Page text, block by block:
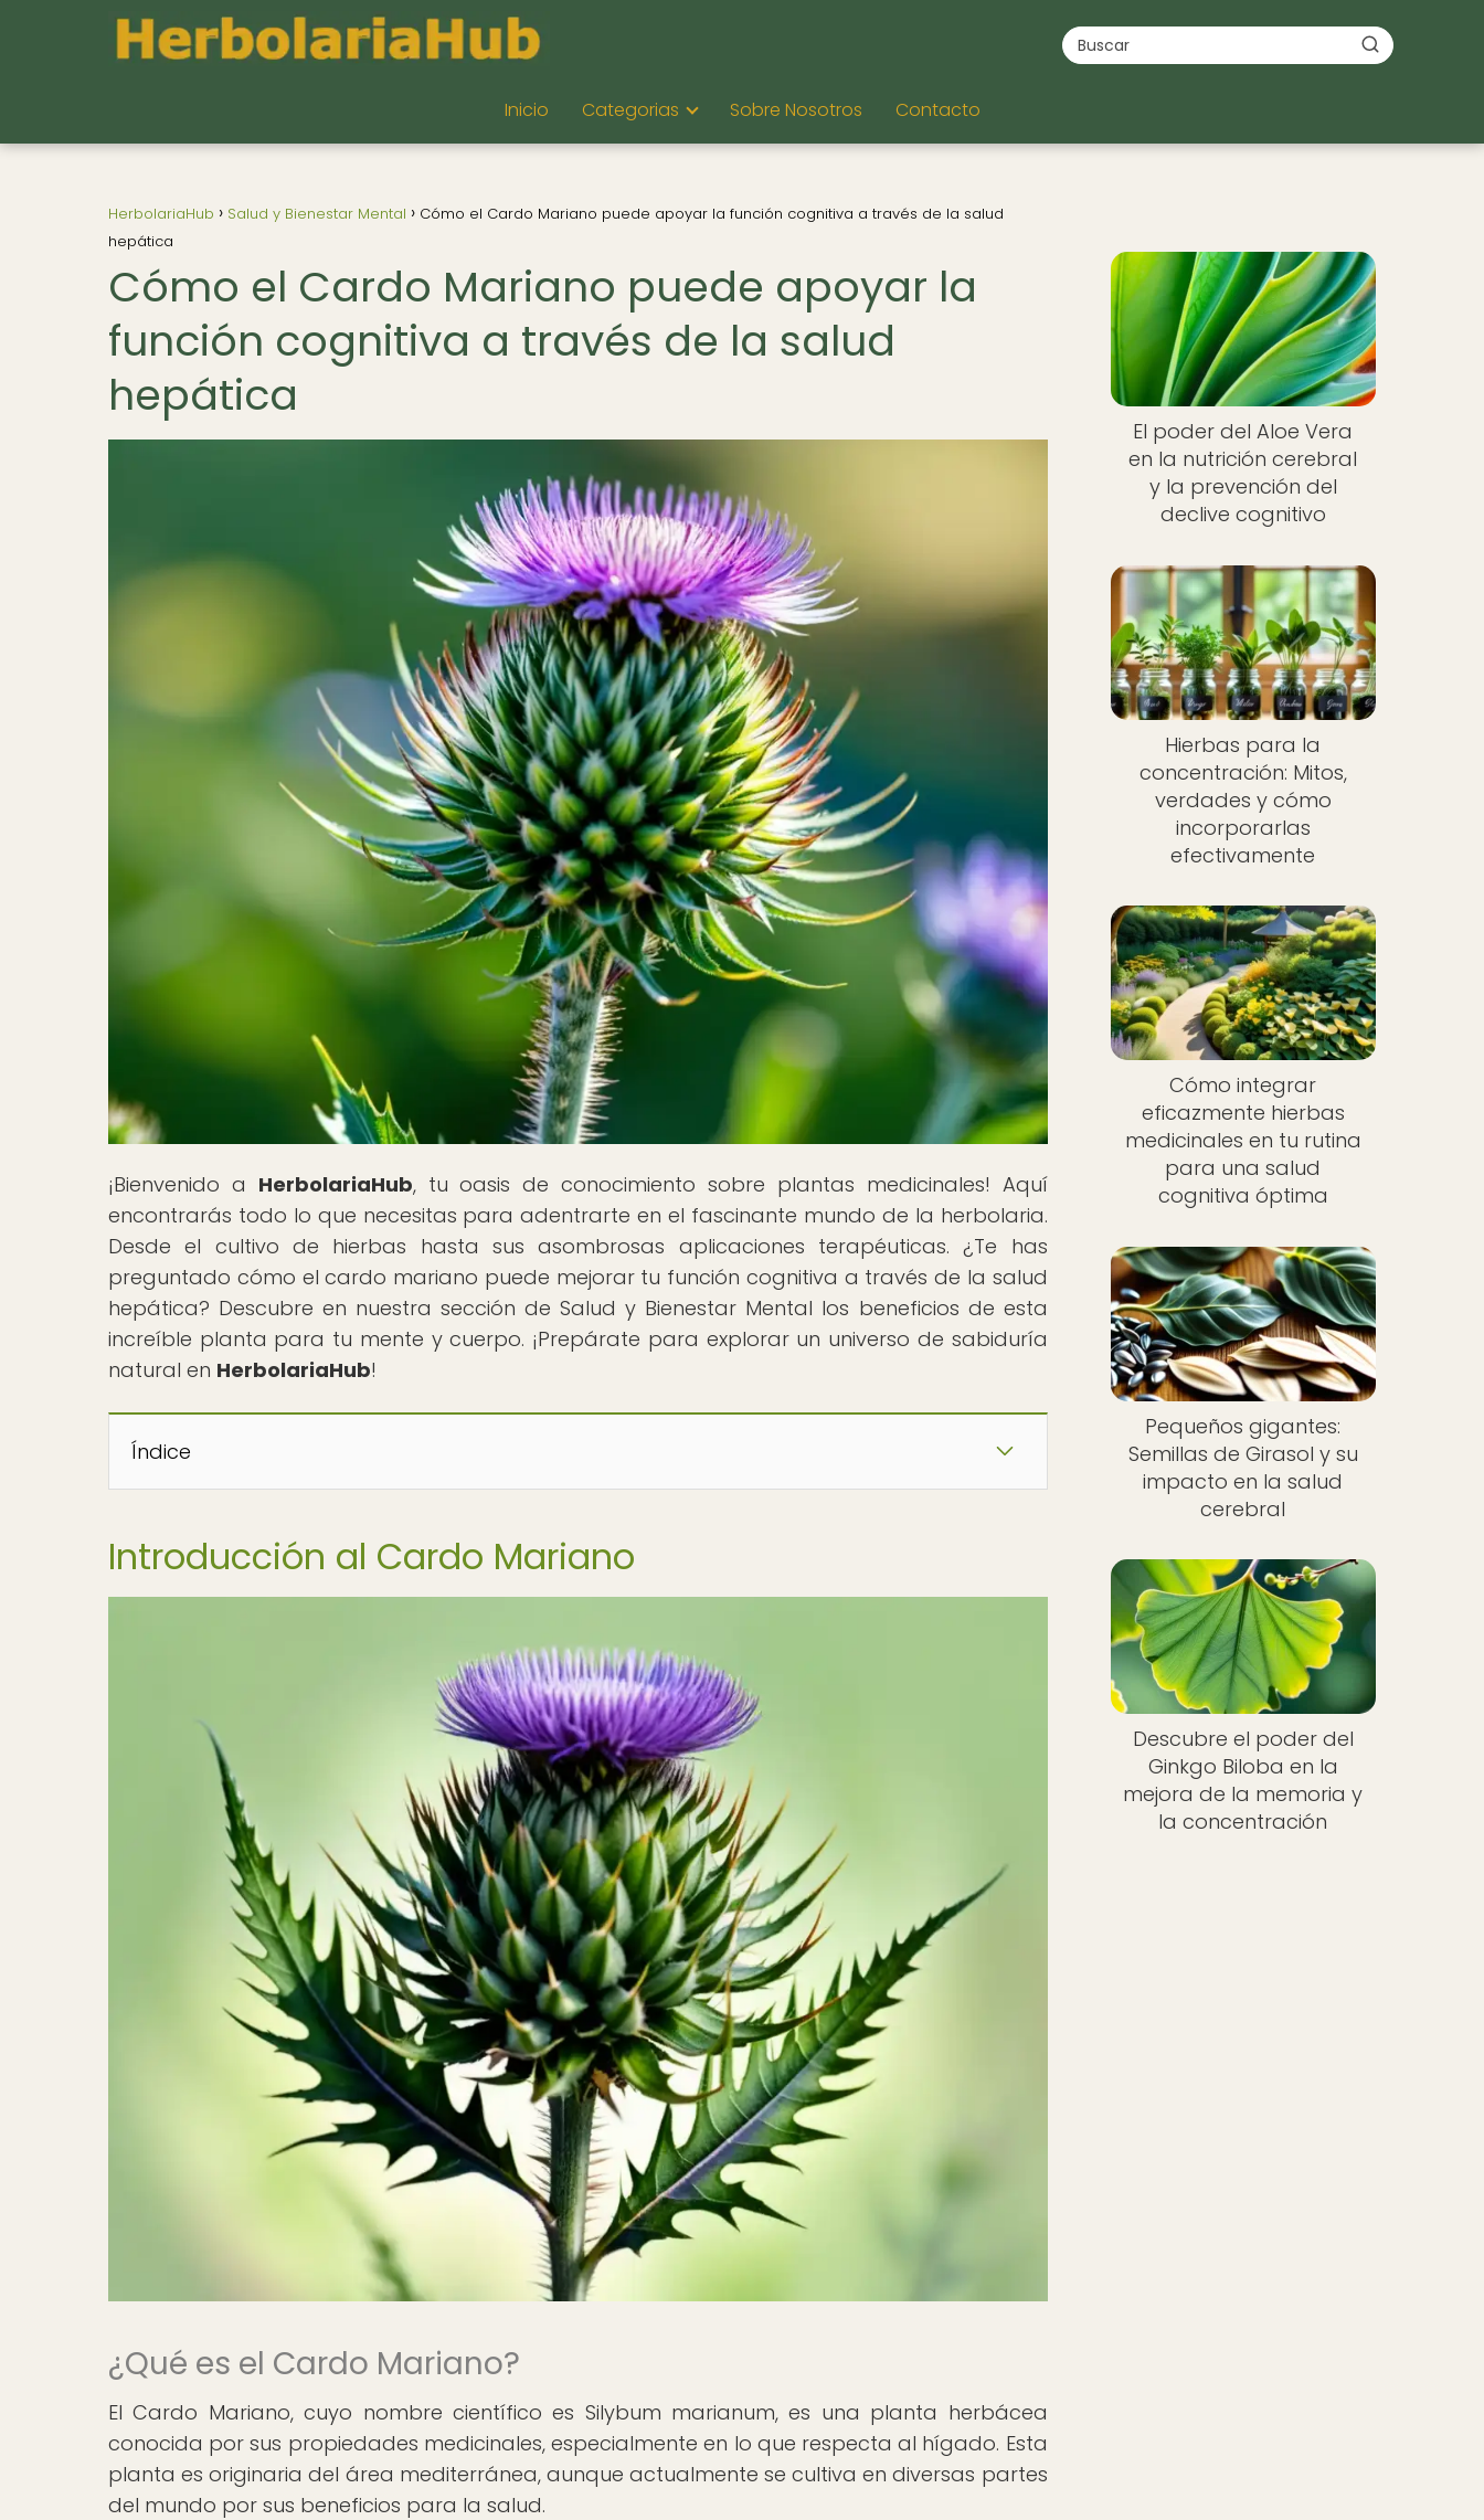
Inicio Categorias Sobre Nosotros Contacto
HerbolariaHub Salud y Bienestar Mental
Cómo el Cardo Mariano puede apoyar la función cognitiva a través de la salud
hepática
Cómo el Cardo Mariano puede apoyar la
función cognitiva a través de la salud
hepática
¡Bienvenido a HerbolariaHub, tu oasis de conocimiento sobre plantas medicinales! Aquí
encontrarás todo lo que necesitas para adentrarte en el fascinante mundo de la herbolaria.
Desde el cultivo de hierbas hasta sus asombrosas aplicaciones terapéuticas. ¿Te has
preguntado cómo el cardo mariano puede mejorar tu función cognitiva a través de la salud
hepática? Descubre en nuestra sección de Salud y Bienestar Mental los beneficios de esta
increíble planta para tu mente y cuerpo. ¡Prepárate para explorar un universo de sabiduría
natural en HerbolariaHub!
Índice
Introducción al Cardo Mariano
¿Qué es el Cardo Mariano?
El Cardo Mariano, cuyo nombre científico es Silybum marianum, es una planta herbácea
conocida por sus propiedades medicinales, especialmente en lo que respecta al hígado. Esta
planta es originaria del área mediterránea, aunque actualmente se cultiva en diversas partes
del mundo por sus beneficios para la salud.
El poder del Aloe Vera
en la nutrición cerebral
y la prevención del
declive cognitivo
Hierbas para la
concentración: Mitos,
verdades y cómo
incorporarlas
efectivamente
Cómo integrar
eficazmente hierbas
medicinales en tu rutina
para una salud
cognitiva óptima
Pequeños gigantes:
Semillas de Girasol y su
impacto en la salud
cerebral
Descubre el poder del
Ginkgo Biloba en la
mejora de la memoria y
la concentración